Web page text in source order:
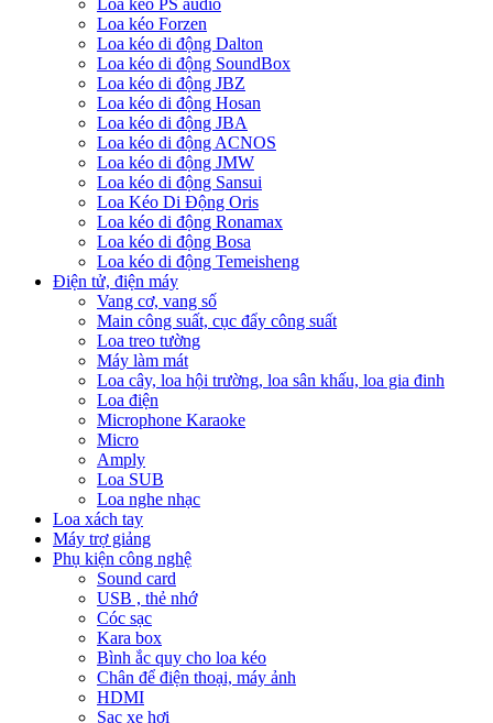
Loa kéo PS audio
Loa kéo Forzen
Loa kéo di động Dalton
Loa kéo di động SoundBox
Loa kéo di động JBZ
Loa kéo di động Hosan
Loa kéo di động JBA
Loa kéo di động ACNOS
Loa kéo di động JMW
Loa kéo di động Sansui
Loa Kéo Di Động Oris
Loa kéo di động Ronamax
Loa kéo di động Bosa
Loa kéo di động Temeisheng
Điện tử, điện máy
Vang cơ, vang số
Main công suất, cục đẩy công suất
Loa treo tường
Máy làm mát
Loa cây, loa hội trường, loa sân khấu, loa gia đinh
Loa điện
Microphone Karaoke
Micro
Amply
Loa SUB
Loa nghe nhạc
Loa xách tay
Máy trợ giảng
Phụ kiện công nghệ
Sound card
USB , thẻ nhớ
Cóc sạc
Kara box
Bình ắc quy cho loa kéo
Chân để điện thoại, máy ảnh
HDMI
Sạc xe hơi